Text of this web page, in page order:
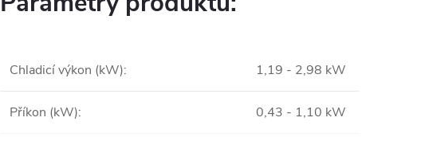
Chladicí výkon (kW): 1,19 - 2,98 kW
Příkon (kW): 0,43 - 1,10 kW